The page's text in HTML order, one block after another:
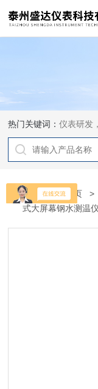
热门关键词：仪表研发
当前位置：首页 >
式大屏幕钢水测温仪